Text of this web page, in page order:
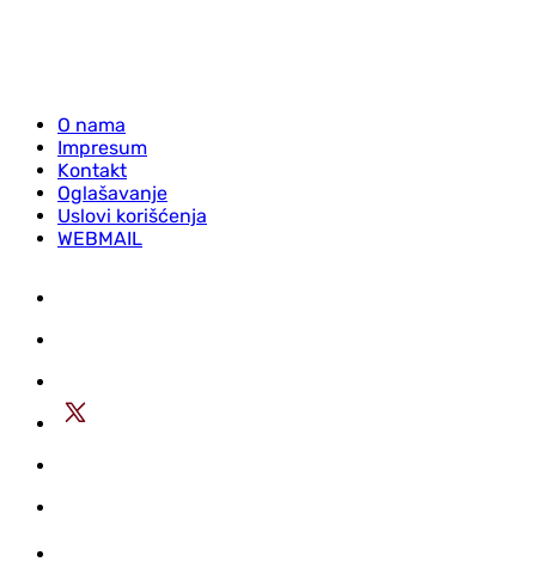
O nama
Impresum
Kontakt
Oglašavanje
Uslovi korišćenja
WEBMAIL